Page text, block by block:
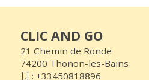
CLIC AND GO
21 Chemin de Ronde
74200 Thonon-les-Bains
: +33450818896